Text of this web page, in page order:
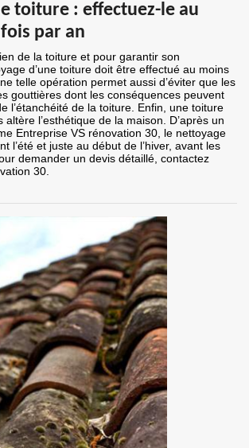
toiture : effectuez-le au
par an
de la toiture et pour garantir son
d’une toiture doit être effectué au moins
telle opération permet aussi d’éviter que les
gouttières dont les conséquences peuvent
l’étanchéité de la toiture. Enfin, une toiture
l’esthétique de la maison. D’après un
Entreprise VS rénovation 30, le nettoyage
l’été et juste au début de l’hiver, avant les
demander un devis détaillé, contactez
30.